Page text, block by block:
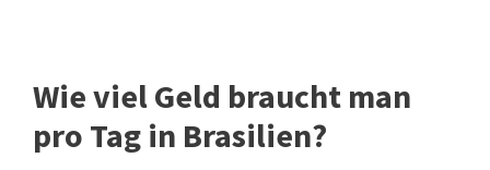
Wie viel Geld braucht man
pro Tag in Brasilien?